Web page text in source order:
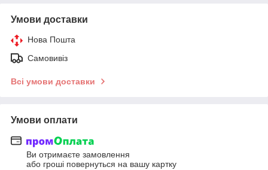
Умови доставки
Нова Пошта
Самовивіз
Всі умови доставки
Умови оплати
Ви отримаєте замовлення
або гроші повернуться на вашу картку